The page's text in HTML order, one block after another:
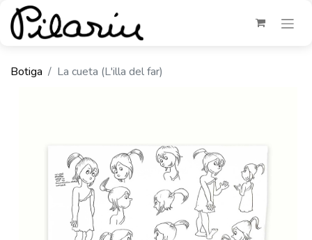
Botiga La cueta (L'illa del far)